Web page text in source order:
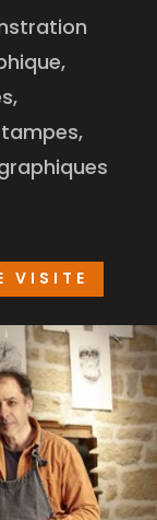
VISITE